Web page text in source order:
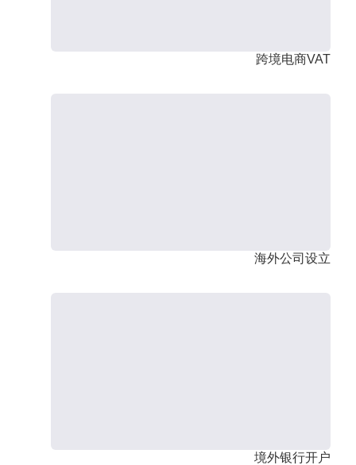
跨境电商VAT
海外公司设立
境外银行开户